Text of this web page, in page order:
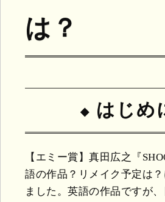
は？
はじめ
【エミー賞】真田広之『
語の作品？リメイク予定は
ました。英語の作品ですが